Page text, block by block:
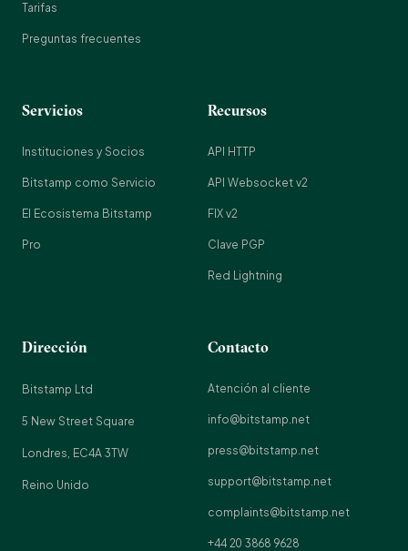
Tarifas
Preguntas frecuentes
Servicios
Instituciones y Socios
Bitstamp como Servicio
El Ecosistema Bitstamp
Pro
Recursos
API HTTP
API Websocket v2
FIX v2
Clave PGP
Red Lightning
Dirección
Bitstamp Ltd
5 New Street Square
Londres, EC4A 3TW
Reino Unido
Contacto
Atención al cliente
info@bitstamp.net
press@bitstamp.net
support@bitstamp.net
complaints@bitstamp.net
+44 20 3868 9628